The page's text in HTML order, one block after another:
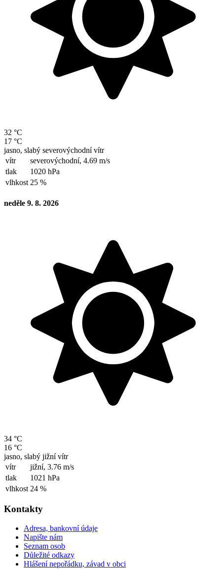
32 °C
17 °C
jasno, slabý severovýchodní vítr
vítr
severovýchodní, 4.69 m/s
tlak
1020 hPa
vlhkost 25 %
neděle 9. 8. 2026
34 °C
16 °C
jasno, slabý jižní vítr
vítr
jižní, 3.76 m/s
tlak
1021 hPa
vlhkost 24 %
Kontakty
Adresa, bankovní údaje
Napište nám
Seznam osob
Důležité odkazy
Hlášení nepořádku, závad v obci